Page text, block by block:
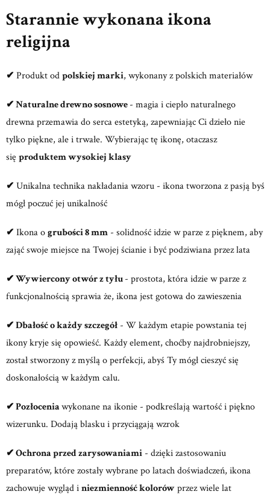
Starannie wykonana ikona
religijna
✔ Produkt odpolskiej marki, wykonany z polskich materiałów
✔ Naturalne drewno sosnowe- magia i ciepło naturalnego
drewna przemawia do serca estetyką, zapewniając Ci dzieło nie
tylko piękne, ale i trwałe. Wybierając tę ikonę, otaczasz
się produktem wysokiej klasy
✔ Unikalna technika nakładania wzoru - ikona tworzona z pasją byś
mógł poczuć jej unikalność
✔ Ikona ogrubości 8 mm- solidność idzie w parze z pięknem, aby
zająć swoje miejsce na Twojej ścianie i być podziwiana przez lata
✔Wywiercony otwór z tyłu- prostota, która idzie w parze z
funkcjonalnością sprawia że, ikona jest gotowa do zawieszenia
✔Dbałość o każdy szczegół- W każdym etapie powstania tej
ikony kryje się opowieść. Każdy element, choćby najdrobniejszy,
został stworzony z myślą o perfekcji, abyś Ty mógł cieszyć się
doskonałością w każdym calu.
✔Pozłoceniawykonane na ikonie - podkreślają wartość i piękno
wizerunku. Dodają blasku i przyciągają wzrok
✔Ochrona przed zarysowaniami- dzięki zastosowaniu
preparatów, które zostały wybrane po latach doświadczeń, ikona
zachowuje wygląd iniezmienność kolorówprzez wiele lat